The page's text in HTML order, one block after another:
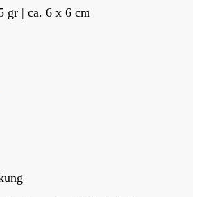
gr | ca. 6 x 6 cm